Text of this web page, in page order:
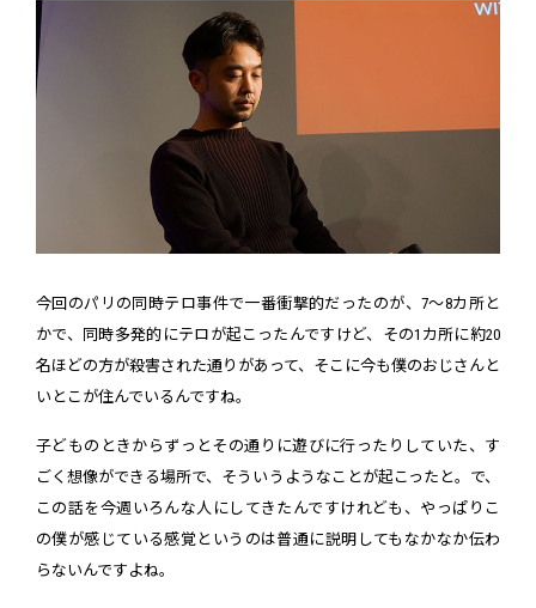
今回のパリの同時テロ事件で一番衝撃的だったのが、7〜8カ所と
かで、同時多発的にテロが起こったんですけど、その1カ所に約20
名ほどの方が殺害された通りがあって、そこに今も僕のおじさんと
いとこが住んでいるんですね。
子どものときからずっとその通りに遊びに行ったりしていた、す
ごく想像ができる場所で、そういうようなことが起こったと。で、
この話を今週いろんな人にしてきたんですけれども、やっぱりこ
の僕が感じている感覚というのは普通に説明してもなかなか伝わ
らないんですよね。